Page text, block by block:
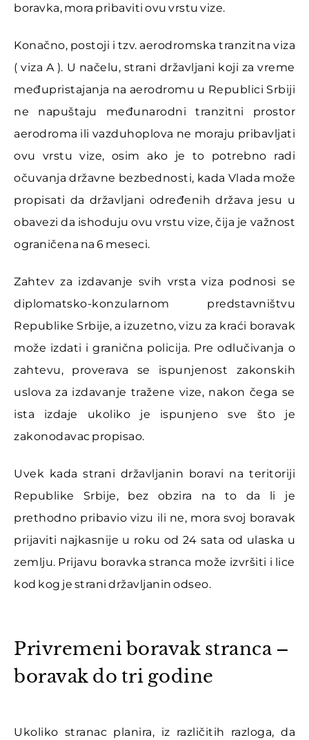
boravka, mora pribaviti ovu vrstu vize.
Konačno, postoji i tzv. aerodromska tranzitna viza
( viza A ). U načelu, strani državljani koji za vreme
međupristajanja na aerodromu u Republici Srbiji
ne napuštaju međunarodni tranzitni prostor
aerodroma ili vazduhoplova ne moraju pribavljati
ovu vrstu vize, osim ako je to potrebno radi
očuvanja državne bezbednosti, kada Vlada može
propisati da državljani određenih država jesu u
obavezi da ishoduju ovu vrstu vize, čija je važnost
ograničena na 6 meseci.
Zahtev za izdavanje svih vrsta viza podnosi se
diplomatsko-konzularnom predstavništvu
Republike Srbije, a izuzetno, vizu za kraći boravak
može izdati i granična policija. Pre odlučivanja o
zahtevu, proverava se ispunjenost zakonskih
uslova za izdavanje tražene vize, nakon čega se
ista izdaje ukoliko je ispunjeno sve što je
zakonodavac propisao.
Uvek kada strani državljanin boravi na teritoriji
Republike Srbije, bez obzira na to da li je
prethodno pribavio vizu ili ne, mora svoj boravak
prijaviti najkasnije u roku od 24 sata od ulaska u
zemlju. Prijavu boravka stranca može izvršiti i lice
kod kog je strani državljanin odseo.
Privremeni boravak stranca –
boravak do tri godine
Ukoliko stranac planira, iz različitih razloga, da